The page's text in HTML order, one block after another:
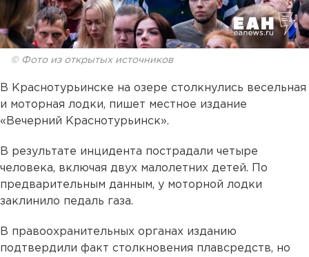
© Фото из открытых источников
В Краснотурьинске на озере столкнулись весельная
и моторная лодки, пишет местное издание
«Вечерний Краснотурьинск».
В результате инцидента пострадали четыре
человека, включая двух малолетних детей. По
предварительным данным, у моторной лодки
заклинило педаль газа.
В правоохранительных органах изданию
подтвердили факт столкновения плавсредств, но